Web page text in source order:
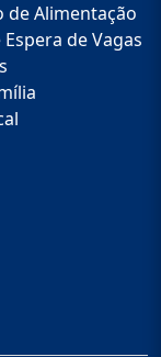
de Alimentação
de Vagas